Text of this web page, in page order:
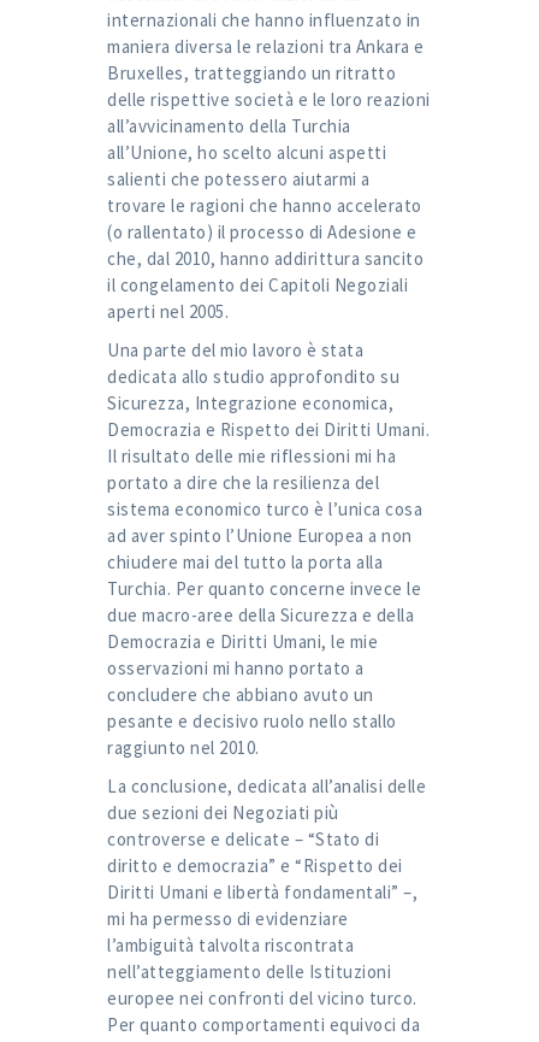
internazionali che hanno influenzato in
maniera diversa le relazioni tra Ankara e
Bruxelles, tratteggiando un ritratto
delle rispettive società e le loro reazioni
all’avvicinamento della Turchia
all’Unione, ho scelto alcuni aspetti
salienti che potessero aiutarmi a
trovare le ragioni che hanno accelerato
(o rallentato) il processo di Adesione e
che, dal 2010, hanno addirittura sancito
il congelamento dei Capitoli Negoziali
aperti nel 2005.
Una parte del mio lavoro è stata
dedicata allo studio approfondito su
Sicurezza, Integrazione economica,
Democrazia e Rispetto dei Diritti Umani.
Il risultato delle mie riflessioni mi ha
portato a dire che la resilienza del
sistema economico turco è l’unica cosa
ad aver spinto l’Unione Europea a non
chiudere mai del tutto la porta alla
Turchia. Per quanto concerne invece le
due macro-aree della Sicurezza e della
Democrazia e Diritti Umani, le mie
osservazioni mi hanno portato a
concludere che abbiano avuto un
pesante e decisivo ruolo nello stallo
raggiunto nel 2010.
La conclusione, dedicata all’analisi delle
due sezioni dei Negoziati più
controverse e delicate – “Stato di
diritto e democrazia” e “Rispetto dei
Diritti Umani e libertà fondamentali” –,
mi ha permesso di evidenziare
l’ambiguità talvolta riscontrata
nell’atteggiamento delle Istituzioni
europee nei confronti del vicino turco.
Per quanto comportamenti equivoci da